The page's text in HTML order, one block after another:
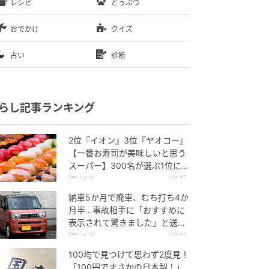
レシピ どうぶつ
おでかけ クイズ
占い 診断
し記事ランキング
2位『イオン』3位『ヤオコー』
【一番お寿司が美味しいと思う
スーパー】300名が選ぶ1位に
「本格的な美味しさ」「食べ応
TRILL ニュース 2026.8.5
納車5か月で廃車、むち打ち4か
月半…事故相手に「おすすめに
表示されて驚きました」と送っ
た結末
TRILL ニュース 2026.8.5
100均で見つけて思わず2度見！
「100円でまさかの日本製！」